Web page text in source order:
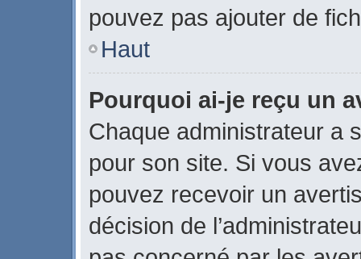
pouvez pas ajouter de
Haut
Pourquoi ai-je reçu un
Chaque administrateur a
pour son site. Si vous
pouvez recevoir un
décision de